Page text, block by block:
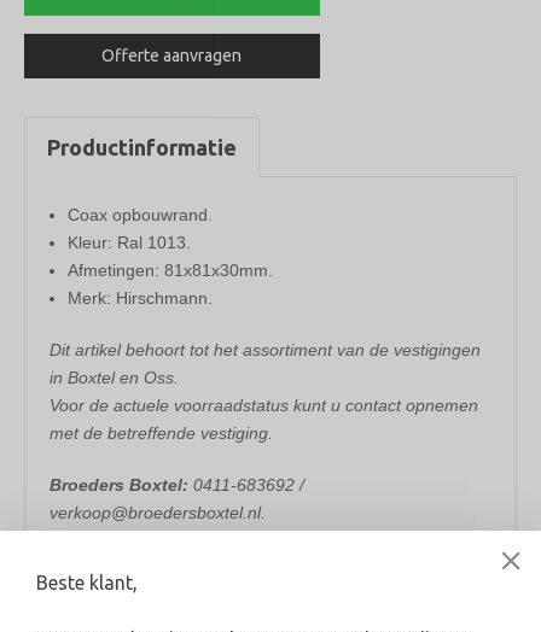
aantal
Offerte aanvragen
Productinformatie
Coax opbouwrand.
Kleur: Ral 1013.
Afmetingen: 81x81x30mm.
Merk: Hirschmann.
Dit artikel behoort tot het assortiment van de vestigingen
in Boxtel en Oss.
Voor de actuele voorraadstatus kunt u contact opnemen
met de betreffende vestiging.
Broeders Boxtel: 0411-683692 /
verkoop@broedersboxtel.nl.
Beste klant,